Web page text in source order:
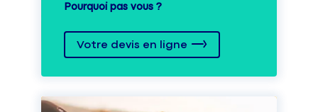
Pourquoi pas vous ?
Votre devis en ligne